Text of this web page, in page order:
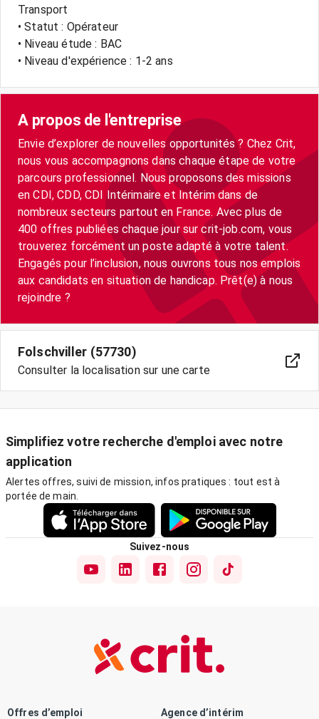
Transport
• Statut : Opérateur
• Niveau étude : BAC
• Niveau d'expérience : 1-2 ans
A propos de l'entreprise
Envie d’explorer de nouvelles opportunités ? Chez Crit,
nous vous accompagnons dans chaque étape de votre
parcours professionnel. Nous proposons des missions
en CDI, CDD, CDI Intérimaire et Intérim dans de
nombreux secteurs partout en France. Avec plus de
400 offres publiées chaque jour sur crit-job.com, vous
trouverez forcément un poste adapté à votre talent.
Engagés pour l’inclusion, nous ouvrons tous nos emplois
aux candidats en situation de handicap. Prêt(e) à nous
rejoindre ?
Folschviller (57730)
Consulter la localisation sur une carte
Simplifiez votre recherche d'emploi avec notre
application
Alertes offres, suivi de mission, infos pratiques : tout est à
portée de main.
Suivez-nous
Offres d’emploi Agence d’intérim